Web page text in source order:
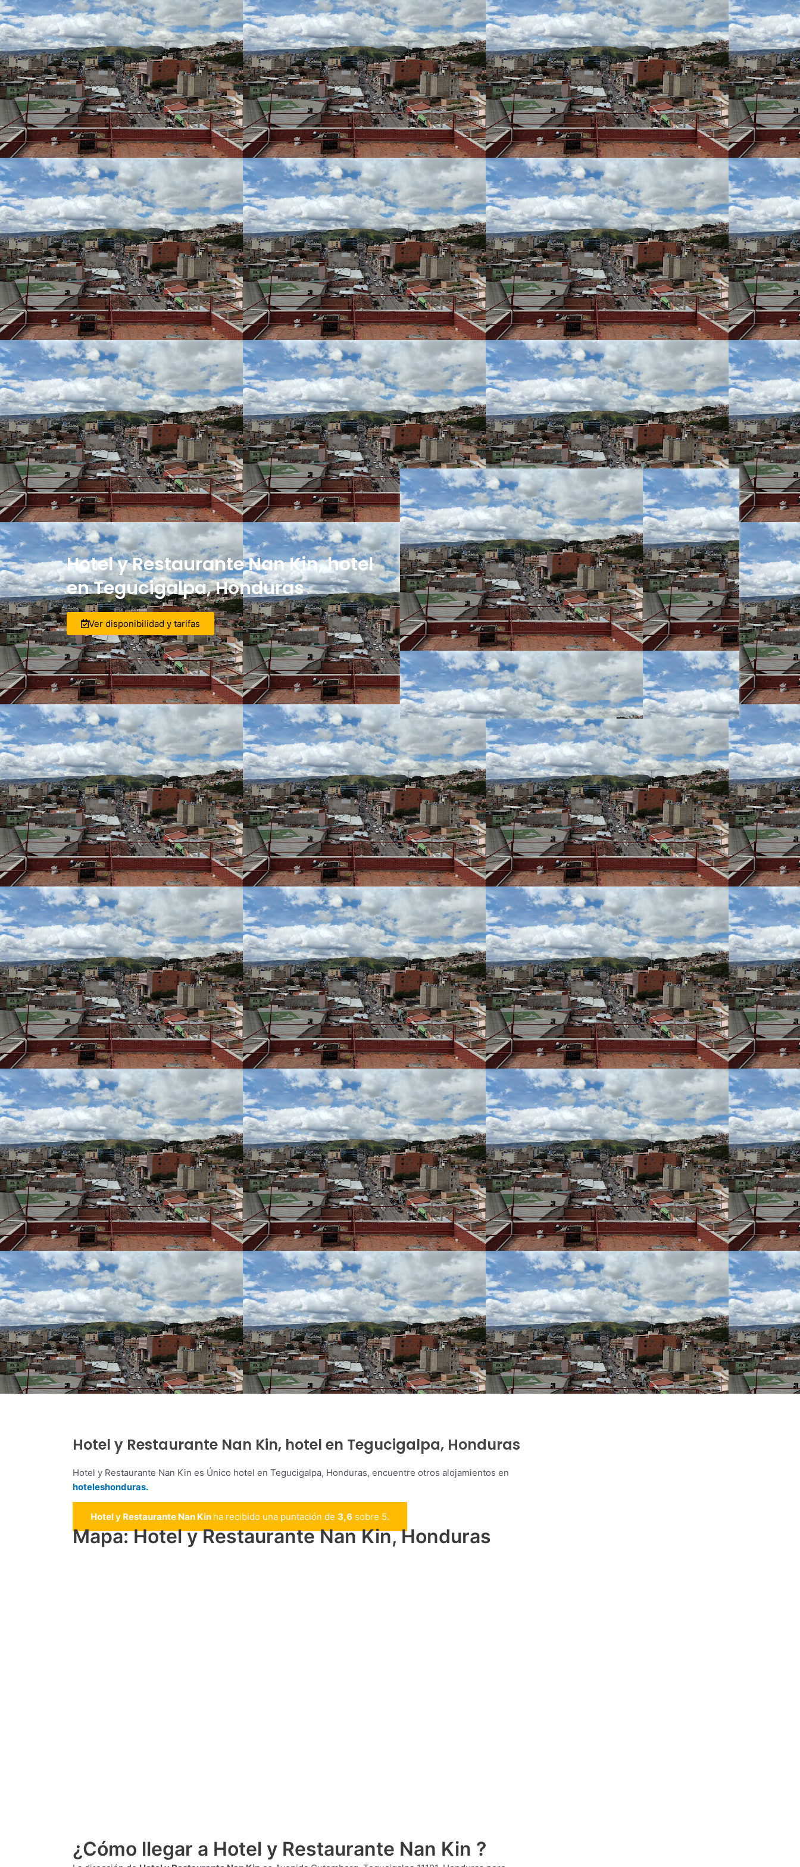
Hotel y Restaurante Nan Kin, hotel
en Tegucigalpa, Honduras
Ver disponibilidad y tarifas
Hotel y Restaurante Nan Kin, hotel en Tegucigalpa, Honduras
Hotel y Restaurante Nan Kin es Único hotel en Tegucigalpa, Honduras, encuentre otros alojamientos en
hoteleshonduras.
Hotel y Restaurante Nan Kin ha recibido una puntación de 3,6 sobre 5.
Mapa: Hotel y Restaurante Nan Kin, Honduras
¿Cómo llegar a Hotel y Restaurante Nan Kin ?